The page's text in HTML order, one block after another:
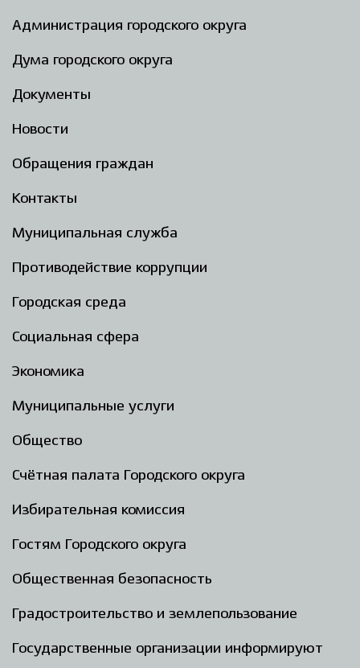
Администрация городского округа
Дума городского округа
Документы
Новости
Обращения граждан
Контакты
Муниципальная служба
Противодействие коррупции
Городская среда
Социальная сфера
Экономика
Муниципальные услуги
Общество
Счётная палата Городского округа
Избирательная комиссия
Гостям Городского округа
Общественная безопасность
Градостроительство и землепользование
Государственные организации информируют